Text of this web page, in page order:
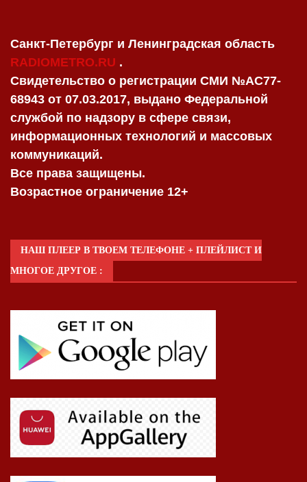
Санкт-Петербург и Ленинградская область
RADIOMETRO.RU .
Свидетельство о регистрации СМИ №AC77-
68943 от 07.03.2017, выдано Федеральной
службой по надзору в сфере связи,
информационных технологий и массовых
коммуникаций.
Все права защищены.
Возрастное ограничение 12+
НАШ ПЛЕЕР В ТВОЕМ ТЕЛЕФОНЕ + ПЛЕЙЛИСТ И
МНОГОЕ ДРУГОЕ :